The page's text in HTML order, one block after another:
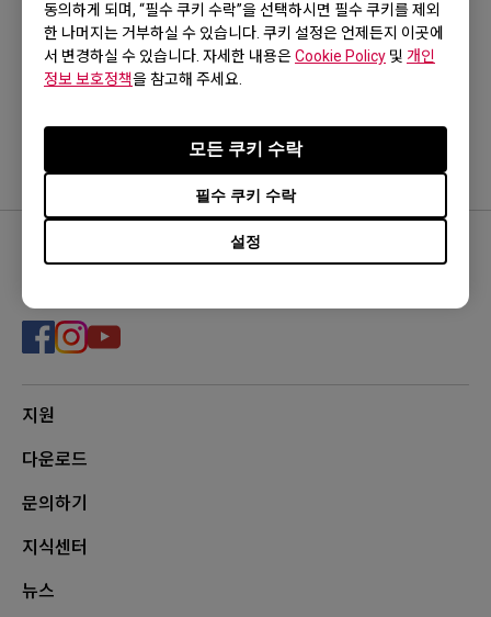
동의하게 되며, “필수 쿠키 수락”을 선택하시면 필수 쿠키를 제외
한 나머지는 거부하실 수 있습니다. 쿠키 설정은 언제든지 이곳에
서 변경하실 수 있습니다. 자세한 내용은Cookie Policy 및 개인
정보 보호정책을 참고해 주세요.
설정
필수 쿠키 수락
모든 쿠키 수락
위 내용이 유용했나요?
네 아니요
FOLLOW US
지원
다운로드
문의하기
지식센터
뉴스